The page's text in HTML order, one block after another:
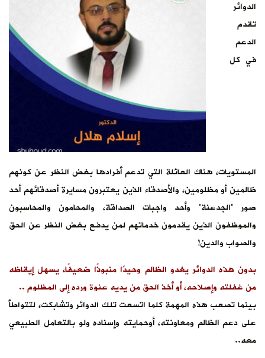
الدوائر
تقدم
الدعم
في كل
المستويات، هناك العائلة التي تدعم أفرادها بغض النظر عن كونهم
ظالمين أو مظلومين، والأصدقاء الذين يعتبرون مسايرة أصدقائهم أحد
صور “الجدعنة” وأحد واجبات الصداقة، والمحامون والمحاسبون
والموظفون الذين يقدمون خدماتهم لمن يدفع بغض النظر عن الحق
والصواب والدين!
بدون هذه الدوائر يغدو الظالم وحيدًا منبوذًا ضعيفًا، يسهل إيقاظه
من غفلته وإصلاحه، أو أخذ الحق من يديه عنوة ورده إلى المظلوم ..
بينما تصعب هذه المهمة كلما اتسعت تلك الدوائر وتشابكت، لتتواطأ
على دعم الظالم ومعاونته، أوحمايته وإسناده ولو بالتعامل الطبيعي
معه..